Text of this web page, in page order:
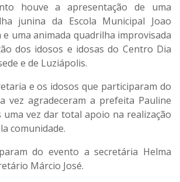
houve a apresentação de uma
junina da Escola Municipal Joao
e uma animada quadrilha improvisada
dos idosos e idosas do Centro Dia
e de Luziápolis.
e os idosos que participaram do
vez agradeceram a prefeita Pauline
uma vez dar total apoio na realização
comunidade.
do evento a secretária Helma
Márcio José.